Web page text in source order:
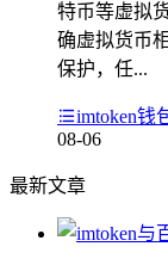
特币等虚拟
确虚拟货币
保护，任...
imtoken钱
08-06
最新文章